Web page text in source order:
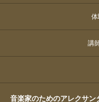
講
音楽家のためのアレクサ